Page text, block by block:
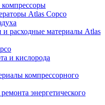
компрессоры
Atlas Copco
и расходные материалы Atlas
и кислорода
компрессорного
энергетического